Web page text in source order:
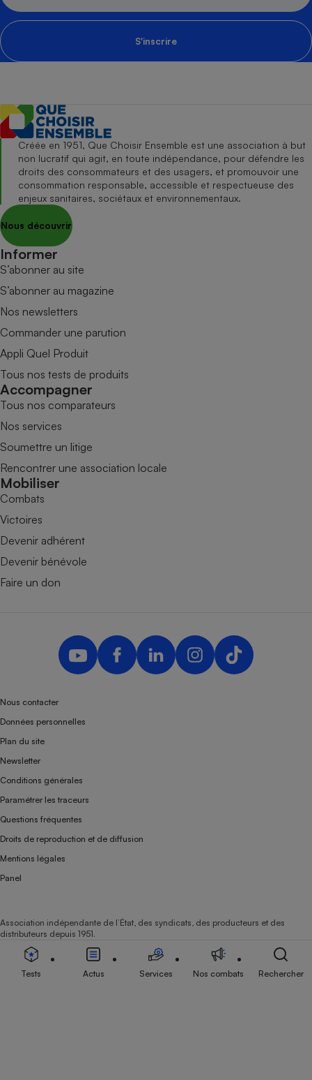
S'inscrire
Créée en 1951, Que Choisir Ensemble est une association à but
non lucratif qui agit, en toute indépendance, pour défendre les
droits des consommateurs et des usagers, et promouvoir une
consommation responsable, accessible et respectueuse des
enjeux sanitaires, sociétaux et environnementaux.
Nous découvrir
Informer
S’abonner au site
S’abonner au magazine
Nos newsletters
Commander une parution
Appli Quel Produit
Tous nos tests de produits
Accompagner
Tous nos comparateurs
Nos services
Soumettre un litige
Rencontrer une association locale
Mobiliser
Combats
Victoires
Devenir adhérent
Devenir bénévole
Faire un don
Nous contacter
Données personnelles
Plan du site
Newsletter
Conditions générales
Paramétrer les traceurs
Questions fréquentes
Droits de reproduction et de diffusion
Mentions légales
Panel
Association indépendante de l’État, des syndicats, des producteurs et des
distributeurs depuis 1951.
Tests Actus Services Nos combats Rechercher